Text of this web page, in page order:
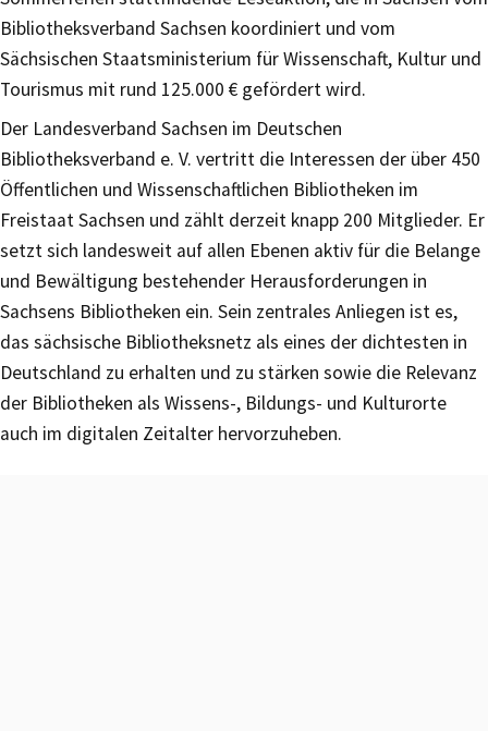
Bibliotheksverband Sachsen koordiniert und vom
Sächsischen Staatsministerium für Wissenschaft, Kultur und
Tourismus mit rund 125.000 € gefördert wird.
Der Landesverband Sachsen im Deutschen
Bibliotheksverband e. V. vertritt die Interessen der über 450
Öffentlichen und Wissenschaftlichen Bibliotheken im
Freistaat Sachsen und zählt derzeit knapp 200 Mitglieder. Er
setzt sich landesweit auf allen Ebenen aktiv für die Belange
und Bewältigung bestehender Herausforderungen in
Sachsens Bibliotheken ein. Sein zentrales Anliegen ist es,
das sächsische Bibliotheksnetz als eines der dichtesten in
Deutschland zu erhalten und zu stärken sowie die Relevanz
der Bibliotheken als Wissens-, Bildungs- und Kulturorte
auch im digitalen Zeitalter hervorzuheben.